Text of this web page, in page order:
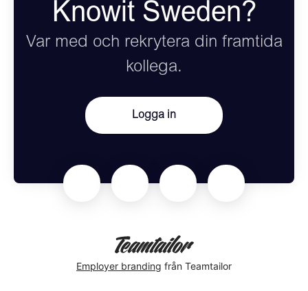
Knowit Sweden?
Var med och rekrytera din framtida
kollega.
Logga in
Employer branding från Teamtailor